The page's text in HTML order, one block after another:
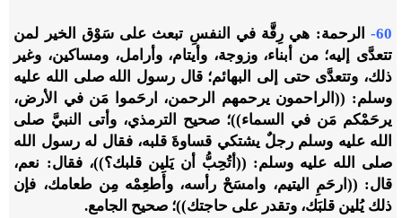
60-
الرحمة: هي رِقَّة في النفسِ تبعث على سَوْق الخير لمن
تتعدَّى إليه؛ من أبناء، وزوجة، وأيتام، وأرامل، ومساكين، وغير
ذلك، وتتعدَّى حتى إلى البهائم؛ قال رسول الله صلى الله عليه
وسلم: ((الراحمون يرحمهم الرحمن، ارحَموا مَن في الأرض،
يرحَمْكم مَن في السماء))؛ صحيح الترمذي، وأتى النبيَّ صلى
الله عليه وسلم رجلٌ يشتكي قساوةَ قلبه، فقال له رسول الله
صلى الله عليه وسلم: ((أتُحِبُّ أن يَلين قلبك؟))، فقال: نعم،
قال: ((ارحَمِ اليتيم، وامسَحْ رأسه، وأَطعِمْه مِن طعامك، فإن
ذلك يُلين قلبَك، وتقدر على حاجتك))؛ صحيح الجامع.